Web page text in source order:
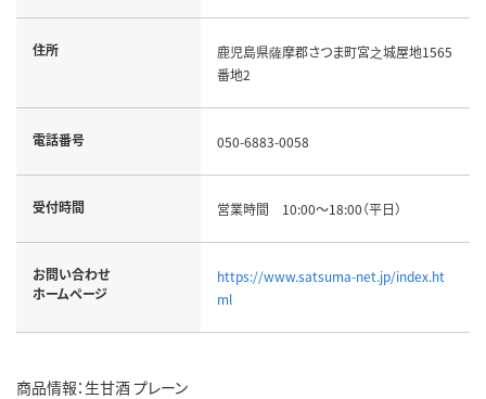
住所
鹿児島県薩摩郡さつま町宮之城屋地1565
番地2
電話番号 050-6883-0058
受付時間 営業時間 10:00～18:00（平日）
お問い合わせ
ホームページ
https://www.satsuma-net.jp/index.ht
ml
商品情報：生甘酒 プレーン